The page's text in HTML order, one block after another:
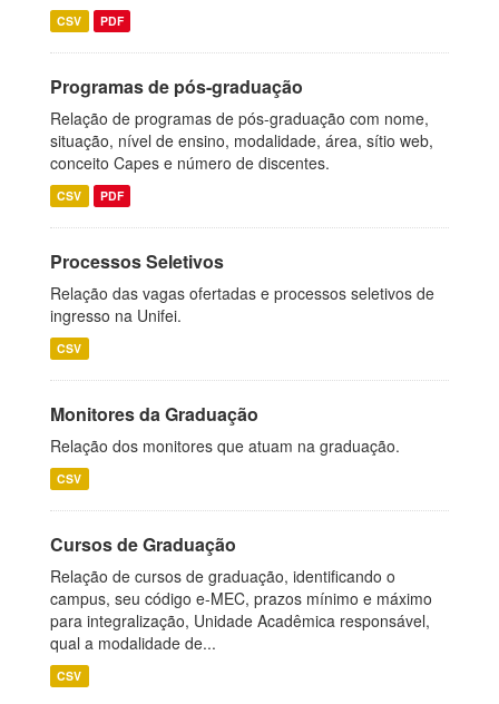
CSV PDF
Programas de pós-graduação
Relação de programas de pós-graduação com nome,
situação, nível de ensino, modalidade, área, sítio web,
conceito Capes e número de discentes.
CSV PDF
Processos Seletivos
Relação das vagas ofertadas e processos seletivos de
ingresso na Unifei.
CSV
Monitores da Graduação
Relação dos monitores que atuam na graduação.
CSV
Cursos de Graduação
Relação de cursos de graduação, identificando o
campus, seu código e-MEC, prazos mínimo e máximo
para integralização, Unidade Acadêmica responsável,
qual a modalidade de...
CSV